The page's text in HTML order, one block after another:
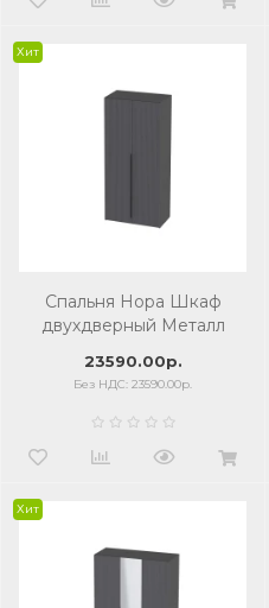
Хит
Спальня Нора Шкаф
двухдверный Металл
23590.00р.
Без НДС: 23590.00р.
Хит